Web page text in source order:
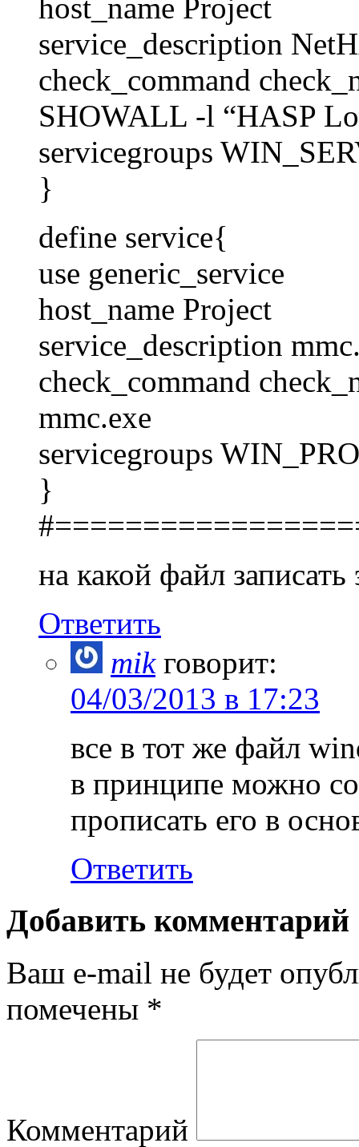
host_name Project
service_description
check_command
SHOWALL -l “HASP
servicegroups
}
define service{
use generic_service
host_name Project
service_description
check_command
mmc.exe
servicegroups
}
на какой файл
Ответить
mik говорит:
04/03/2013 в 17:23
все в тот же файл
в принципе можно
прописать его в
Ответить
Добавить комментарий
Ваш e-mail не будет
помечены *
Комментарий